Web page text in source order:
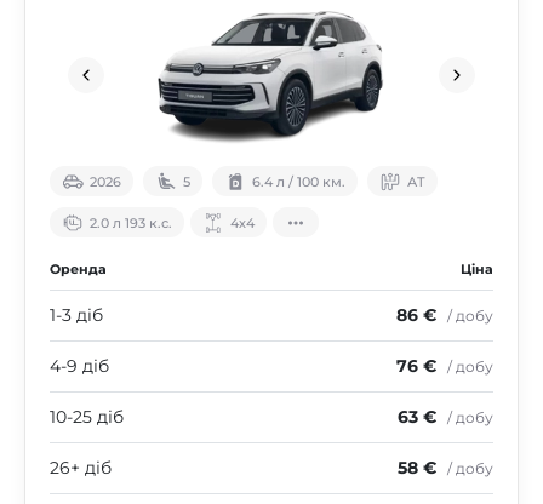
2026 5 6.4 л / 100 км. АТ
2.0 л 193 к.с. 4х4
Оренда Ціна
1-3 діб 86 € / добу
4-9 діб 76 € / добу
10-25 діб 63 € / добу
26+ діб 58 € / добу